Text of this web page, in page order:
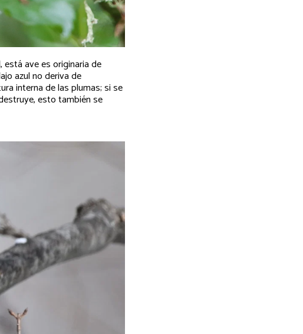
ave es originaria de
azul no deriva de
interna de las plumas; si se
esto también se